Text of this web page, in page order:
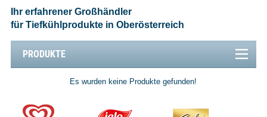
Ihr erfahrener Großhändler
für Tiefkühlprodukte in Oberösterreich
PRODUKTE
Es wurden keine Produkte gefunden!